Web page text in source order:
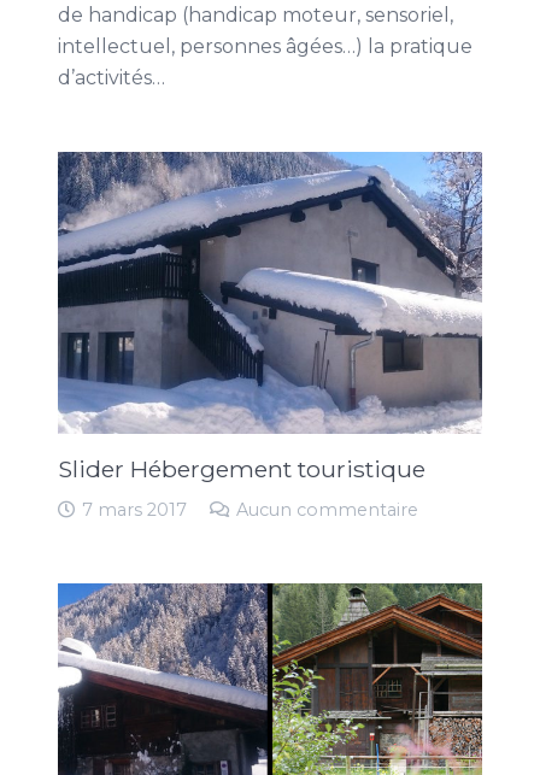
de handicap (handicap moteur, sensoriel,
intellectuel, personnes âgées…) la pratique
d’activités…
Slider Hébergement touristique
7 mars 2017 Aucun commentaire